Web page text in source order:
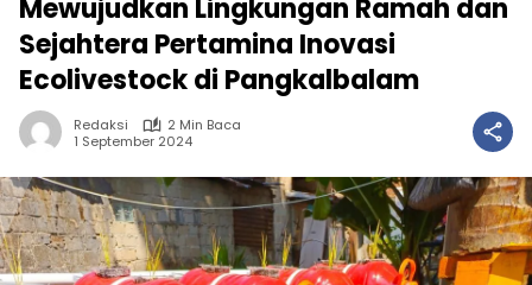
Mewujudkan Lingkungan Ramah dan
Sejahtera Pertamina Inovasi
Ecolivestock di Pangkalbalam
Redaksi
2 Min Baca
1 September 2024